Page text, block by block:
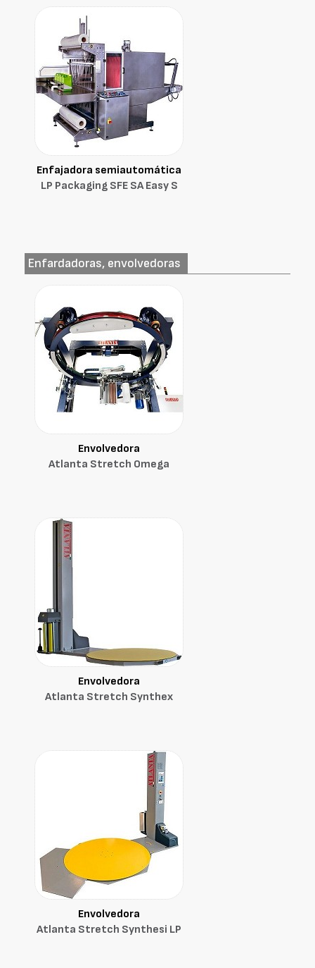
Enfajadora semiautomática
LP Packaging SFE SA Easy S
Enfardadoras, envolvedoras
Envolvedora
Atlanta Stretch Omega
Envolvedora
Atlanta Stretch Synthex
Envolvedora
Atlanta Stretch Synthesi LP